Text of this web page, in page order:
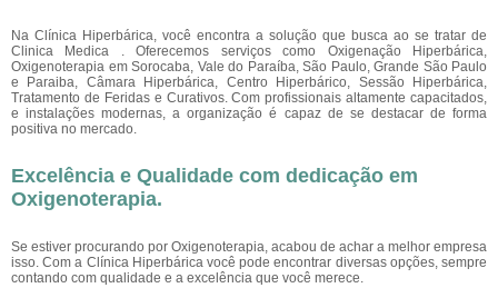
Na Clínica Hiperbárica, você encontra a solução que busca ao se tratar de
Clinica Medica . Oferecemos serviços como Oxigenação Hiperbárica,
Oxigenoterapia em Sorocaba, Vale do Paraíba, São Paulo, Grande São Paulo
e Paraiba, Câmara Hiperbárica, Centro Hiperbárico, Sessão Hiperbárica,
Tratamento de Feridas e Curativos. Com profissionais altamente capacitados,
e instalações modernas, a organização é capaz de se destacar de forma
positiva no mercado.
Excelência e Qualidade com dedicação em
Oxigenoterapia.
Se estiver procurando por Oxigenoterapia, acabou de achar a melhor empresa
isso. Com a Clínica Hiperbárica você pode encontrar diversas opções, sempre
contando com qualidade e a excelência que você merece.